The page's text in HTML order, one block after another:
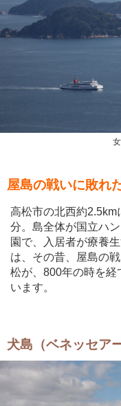
屋島の戦いに敗れ
高松市の北西約
分。島全体が国立ハ
園で、入居者が療養
は、その昔、屋島の
松が、800年の時を経
います。
犬島（ベネッセア